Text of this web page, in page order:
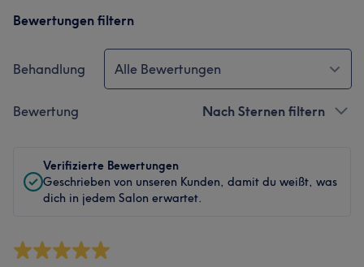
Bewertungen filtern
Behandlung Alle Bewertungen
Bewertung Nach Sternen filtern
Verifizierte Bewertungen
Geschrieben von unseren Kunden, damit du weißt, was
dich in jedem Salon erwartet.